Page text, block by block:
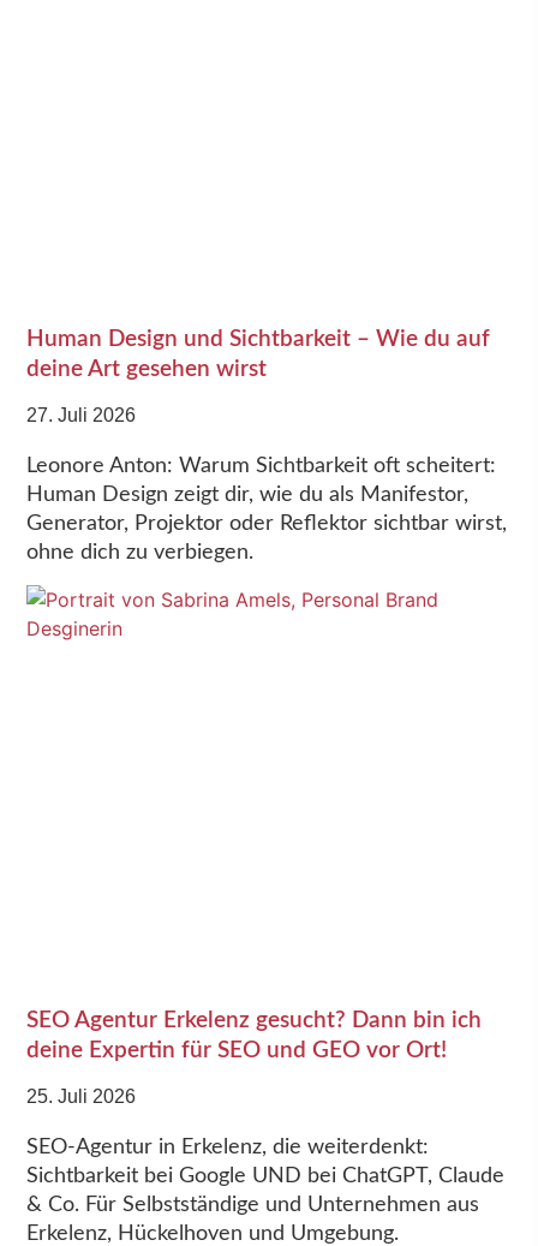
Human Design und Sichtbarkeit – Wie du auf
deine Art gesehen wirst
27. Juli 2026
Leonore Anton: Warum Sichtbarkeit oft scheitert:
Human Design zeigt dir, wie du als Manifestor,
Generator, Projektor oder Reflektor sichtbar wirst,
ohne dich zu verbiegen.
SEO Agentur Erkelenz gesucht? Dann bin ich
deine Expertin für SEO und GEO vor Ort!
25. Juli 2026
SEO-Agentur in Erkelenz, die weiterdenkt:
Sichtbarkeit bei Google UND bei ChatGPT, Claude
& Co. Für Selbstständige und Unternehmen aus
Erkelenz, Hückelhoven und Umgebung.